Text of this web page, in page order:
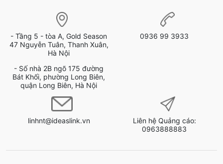
- Tầng 5 - tòa A, Gold Season
47 Nguyễn Tuân, Thanh Xuân,
Hà Nội
- Số nhà 2B ngõ 175 đường
Bát Khối, phường Long Biên,
quận Long Biên, Hà Nội
0936 99 3933
linhnt@ideaslink.vn
Liên hệ Quảng cáo:
0963888883